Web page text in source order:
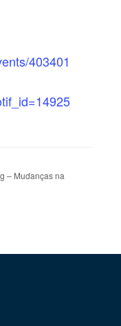
403401
– Mudanças na